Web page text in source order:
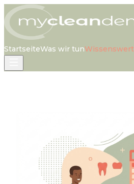
StartseiteWas wir tunWissenswert